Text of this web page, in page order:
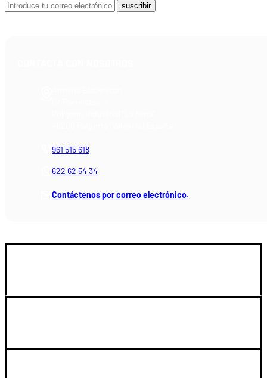
suscribir
961 515 618
622 62 54 34
Contáctenos por correo electrónico.